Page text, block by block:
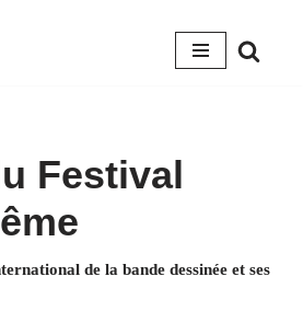
Festival
de la bande dessinée et ses